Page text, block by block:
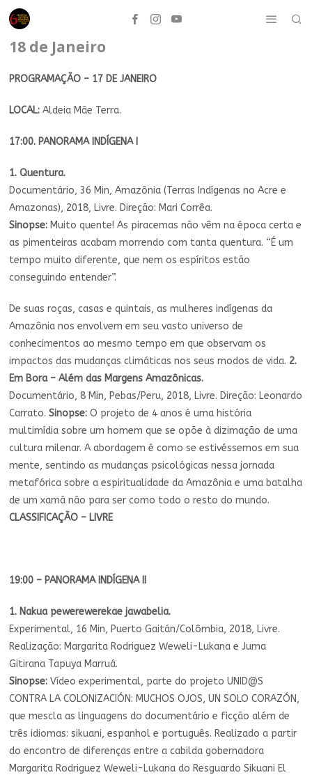
18 de Janeiro
PROGRAMAÇÃO – 17 DE JANEIRO
LOCAL: Aldeia Mãe Terra.
17:00. PANORAMA INDÍGENA I
1. Quentura.
Documentário, 36 Min, Amazônia (Terras Indígenas no Acre e
Amazonas), 2018, Livre. Direção: Mari Corrêa.
Sinopse: Muito quente! As piracemas não vêm na época certa e
as pimenteiras acabam morrendo com tanta quentura. “É um
tempo muito diferente, que nem os espíritos estão
conseguindo entender”.
De suas roças, casas e quintais, as mulheres indígenas da
Amazônia nos envolvem em seu vasto universo de
conhecimentos ao mesmo tempo em que observam os
impactos das mudanças climáticas nos seus modos de vida. 2.
Em Bora – Além das Margens Amazônicas.
Documentário, 8 Min, Pebas/Peru, 2018, Livre. Direção: Leonardo
Carrato.Sinopse:O projeto de 4 anos é uma história
multimídia sobre um homem que se opõe à dizimação de uma
cultura milenar. A abordagem é como se estivéssemos em sua
mente, sentindo as mudanças psicológicas nessa jornada
metafórica sobre a espiritualidade da Amazônia e uma batalha
de um xamã não para ser como todo o resto do mundo.
CLASSIFICAÇÃO – LIVRE
19:00 – PANORAMA INDÍGENA II
1. Nakua pewerewerekae jawabelia.
Experimental, 16 Min, Puerto Gaitán/Colômbia, 2018, Livre.
Realização: Margarita Rodriguez Weweli-Lukana e Juma
Gitirana Tapuya Marruá.
Sinopse: Vídeo experimental, parte do projeto UNID@S
CONTRA LA COLONIZACIÓN: MUCHOS OJOS, UN SOLO CORAZÓN,
que mescla as linguagens do documentário e ficção além de
três idiomas: sikuani, espanhol e português. Realizado a partir
do encontro de diferenças entre a cabilda gobernadora
Margarita Rodriguez Weweli-Lukana do Resguardo Sikuani El